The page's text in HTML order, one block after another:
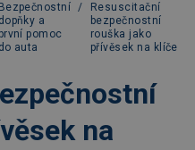
Bezpečnostní
dopňky a
první pomoc
do auta
/
Resuscitační
bezpečnostní
rouška jako
přívěsek na klíče
na